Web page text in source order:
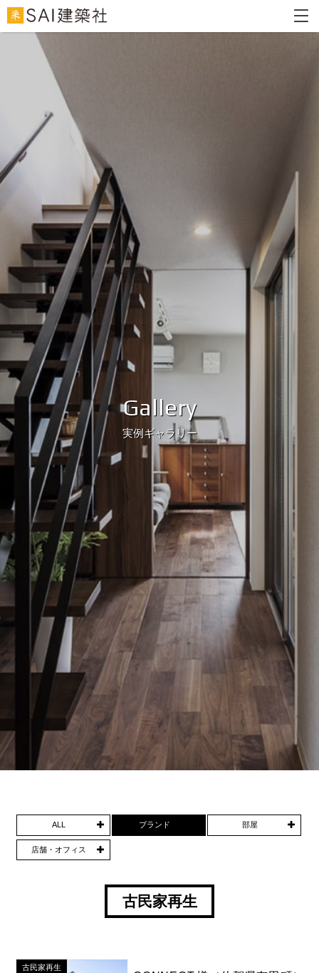
Gallery
実例ギャラリー
ALL ブランド 部屋
店舗・オフィス
古民家再生
古民家再生